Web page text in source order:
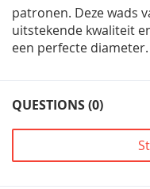
patronen. Deze wads
uitstekende kwaliteit
een perfecte diameter.
QUESTIONS (0)